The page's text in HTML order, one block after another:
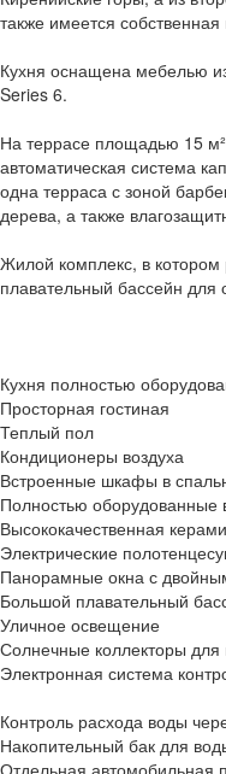
также имеется
Кухня оснащена мебелью
Series 6.
На террасе площадью 15
автоматическая система
одна терраса с зоной
дерева, а также
Жилой комплекс, в
плавательный бассейн для
Кухня полностью
Просторная гостиная
Теплый пол
Кондиционеры воздуха
Встроенные шкафы в
Полностью оборудованные
Высококачественная
Электрические
Панорамные окна с
Большой плавательный
Уличное освещение
Солнечные коллекторы для
Электронная система
Контроль расхода воды
Накопительный бак для
Отдельная автомобильная